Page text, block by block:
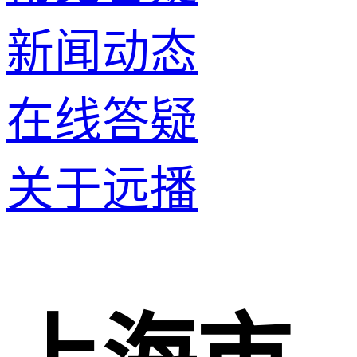
新闻动态
在线答疑
关于远播